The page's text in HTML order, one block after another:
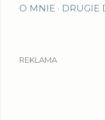
O MNIE DRUGIE
REKLAMA